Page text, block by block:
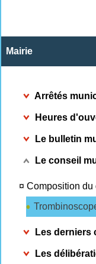
Mairie
Arrêtés
Heures
Le bulletin
Le conseil
¤ Composition du
Les derniers
Les